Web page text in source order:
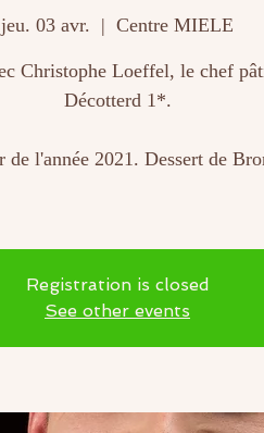
jeu. 03 avr.
  |
Centre MIELE
Christophe Loeffel, le chef
Décotterd 1*.
de l'année 2021. Dessert de
Registration is closed
See other events